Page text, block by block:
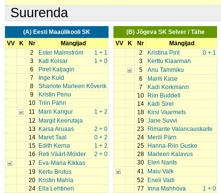
Suurenda
(A) Eesti Maaülikooli SK
VV
K Nr
Mängijad
2
1 + 1
Ester Malmström
3
1 + 0
Kati Kolsar
6
Piret Kaljagin
7
Inge Kuld
8
Sharlote Marleen Kõverik
9
Kristin Penu
10 Triin Pähn
11
1 + 2
Marii Kangur
12
Margit Keerutaja
13
2 + 0
Kaisa Aruaas
14
0 + 2
Maret Taal
15
1 + 2
Edith Kerna
16
2 + 0
Reti Väärt-Mölder
17
Eva-Maria Kikkas
19
Kertu Brutus
20
Kristin Mahla
24
Ella Lehtinen
(B) Jõgeva SK Selver / Tähe
VV
K Nr
Mängijad
2
0 + 1
Kristina Pint
3
Kerttu Klaarman
5
Anu Tammiku
6
Marili Kase
7
Kadi Korkmann
10
Riin Buddell
14
Kädi Sirel
18
Kirsi Vaarmets
19 Jane Suvvi
23
Rimante Valancauskaite
24
Merili Pärn
25
Hanna-Riin Guske
28
Marleen Kalavus
30
Eleri Narits
41
Maiu Valk
52
Eneli Vadi
77
1 + 0
Inna Mahhova